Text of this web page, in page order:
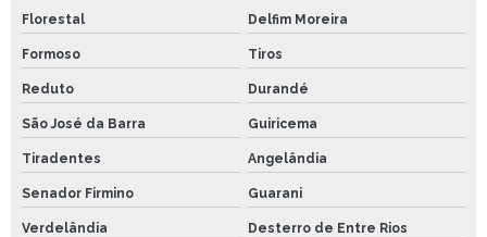
Florestal Delfim Moreira
Formoso Tiros
Reduto Durandé
São José da Barra Guiricema
Tiradentes Angelândia
Senador Firmino Guarani
Verdelândia Desterro de Entre Rios